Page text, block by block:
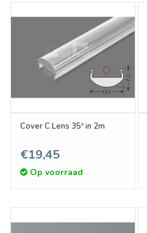
Cover C Lens 35º in 2m
€19,45
Op voorraad